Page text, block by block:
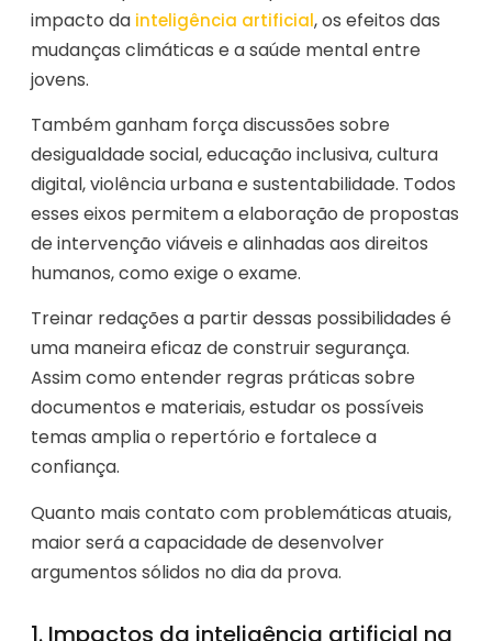
impacto da inteligência artificial, os efeitos das
mudanças climáticas e a saúde mental entre
jovens.
Também ganham força discussões sobre
desigualdade social, educação inclusiva, cultura
digital, violência urbana e sustentabilidade. Todos
esses eixos permitem a elaboração de propostas
de intervenção viáveis e alinhadas aos direitos
humanos, como exige o exame.
Treinar redações a partir dessas possibilidades é
uma maneira eficaz de construir segurança.
Assim como entender regras práticas sobre
documentos e materiais, estudar os possíveis
temas amplia o repertório e fortalece a
confiança.
Quanto mais contato com problemáticas atuais,
maior será a capacidade de desenvolver
argumentos sólidos no dia da prova.
1. Impactos da inteligência artificial na